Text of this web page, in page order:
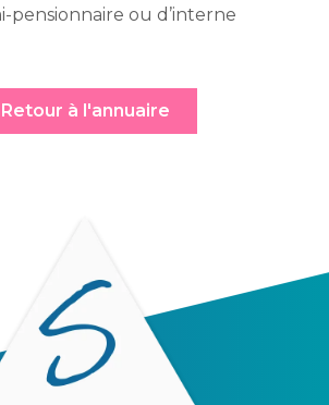
pensionnaire ou d’interne
Retour à l'annuaire